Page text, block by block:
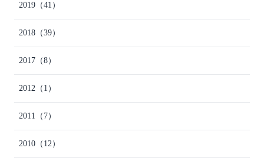
2019 （41）
2018 （39）
2017 （8）
2012 （1）
2011 （7）
2010 （12）